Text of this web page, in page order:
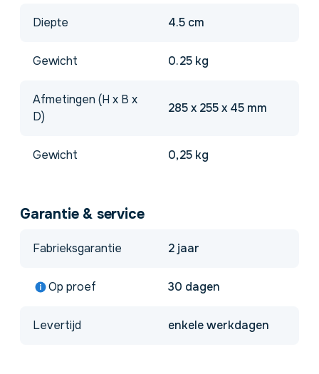
Diepte 4.5 cm
Gewicht 0.25 kg
Afmetingen (H x B x
D)
285 x 255 x 45 mm
Gewicht 0,25 kg
Garantie & service
Fabrieksgarantie 2 jaar
Op proef 30 dagen
Levertijd enkele werkdagen